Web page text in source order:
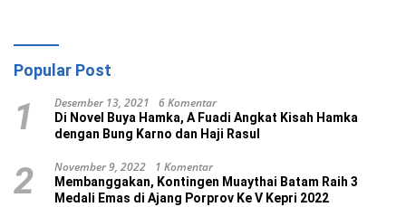
Popular Post
1 Desember 13, 2021 6 Komentar
Di Novel Buya Hamka, A Fuadi Angkat Kisah Hamka
dengan Bung Karno dan Haji Rasul
2 November 9, 2022 1 Komentar
Membanggakan, Kontingen Muaythai Batam Raih 3
Medali Emas di Ajang Porprov Ke V Kepri 2022